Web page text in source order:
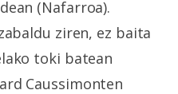
(Nafarroa).
ziren, ez baita
toki batean
Caussimonten